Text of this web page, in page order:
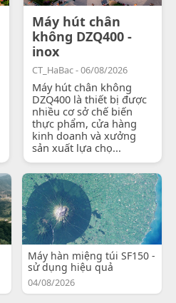
Máy hút chân
không DZQ400 -
inox
CT_HaBac - 06/08/2026
Máy hút chân không
DZQ400 là thiết bị được
nhiều cơ sở chế biến
thực phẩm, cửa hàng
kinh doanh và xưởng
sản xuất lựa chọ...
Máy hàn miệng túi SF150 -
sử dụng hiệu quả
04/08/2026